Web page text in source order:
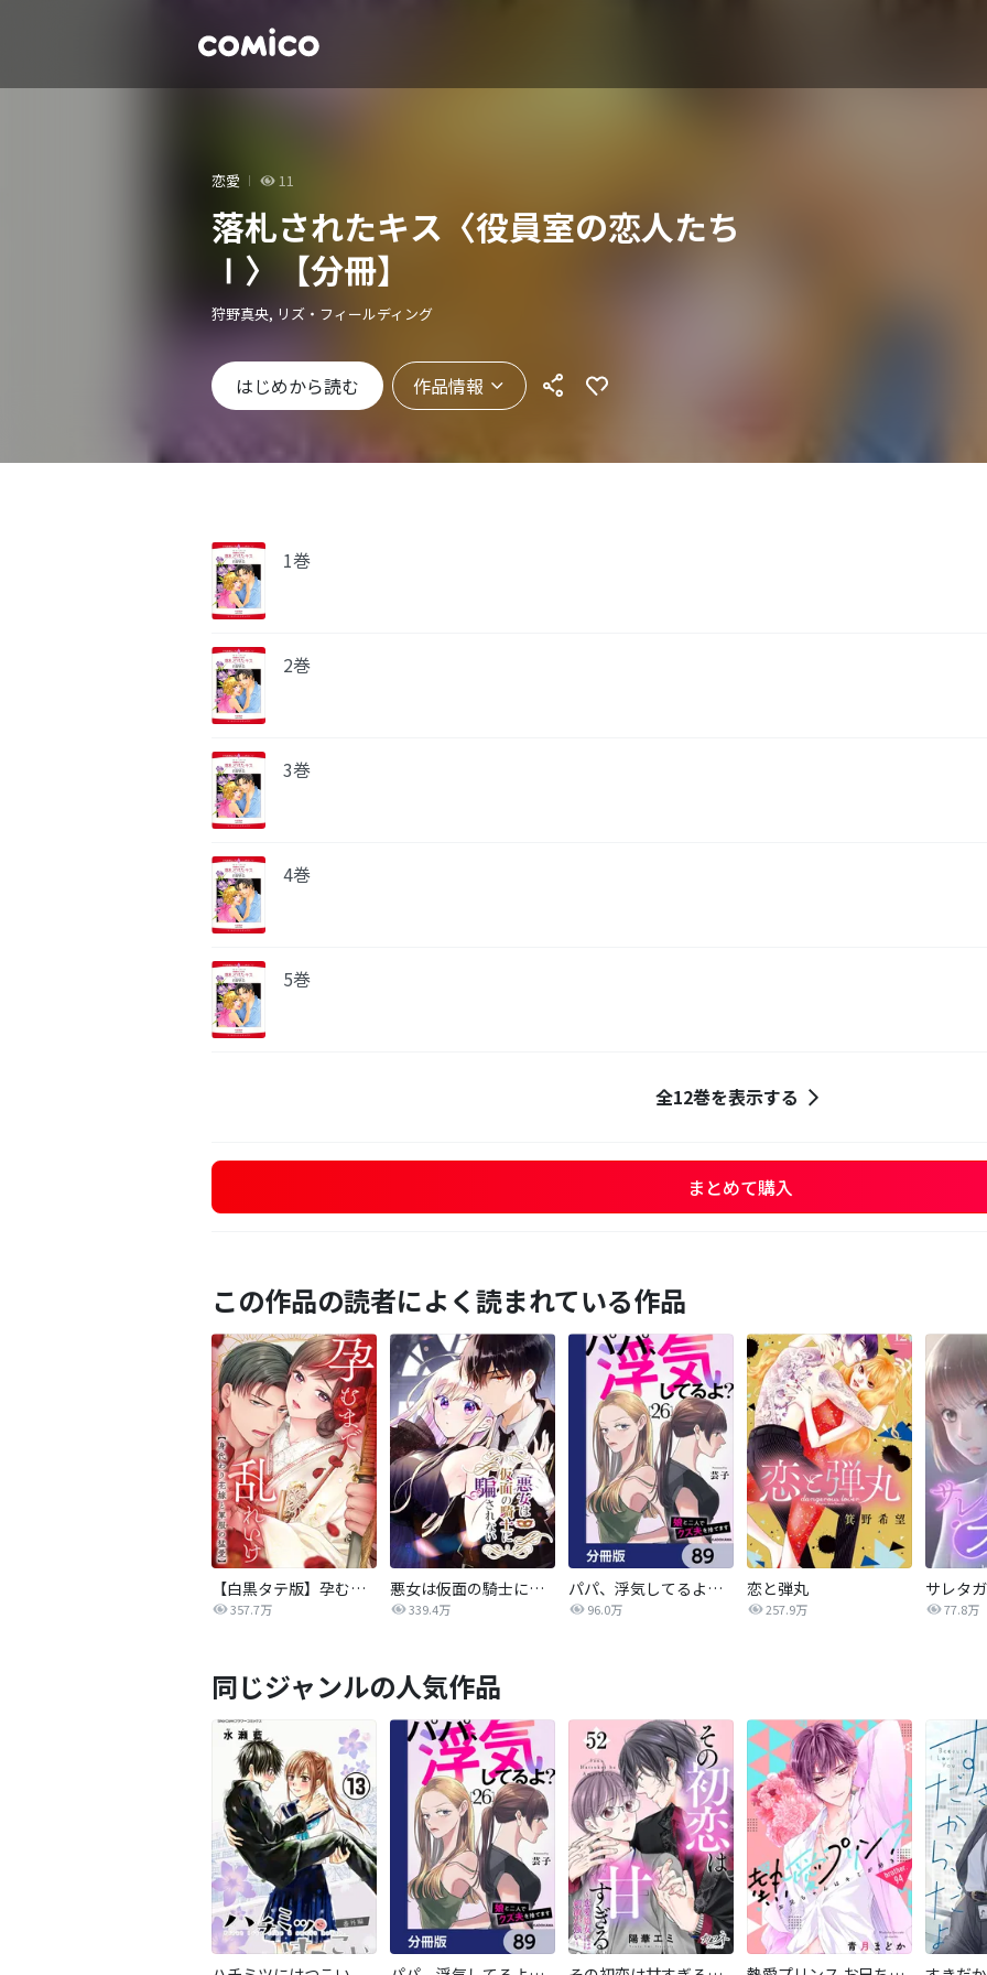
恋愛 11
落札されたキス〈役員室の恋人たち
Ⅰ〉【分冊】
狩野真央, リズ・フィールディング
はじめから読む 作品情報
1巻
2巻
3巻
4巻
5巻
全12巻を表示する
まとめて購入
この作品の読者によく読まれている作品
【白黒タテ版】孕むまで乱れいけ～身代わり花嫁と軍服の猛愛
357.7万
悪女は仮面の騎士に騙されない
339.4万
パパ、浮気してるよ？娘と二人でクズ夫を捨てます【分冊版】
96.0万
恋と弾丸
257.9万 77.8万
同じジャンルの人気作品